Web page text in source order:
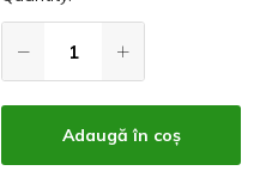
Adaugă în coș